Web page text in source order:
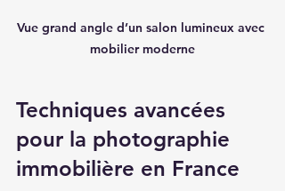
Vue grand angle d’un salon lumineux avec
mobilier moderne
Techniques avancées
pour la photographie
immobilière en France